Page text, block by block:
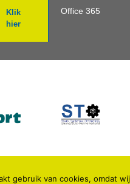
Klik
hier
Office 365
gebruik van cookies, omdat